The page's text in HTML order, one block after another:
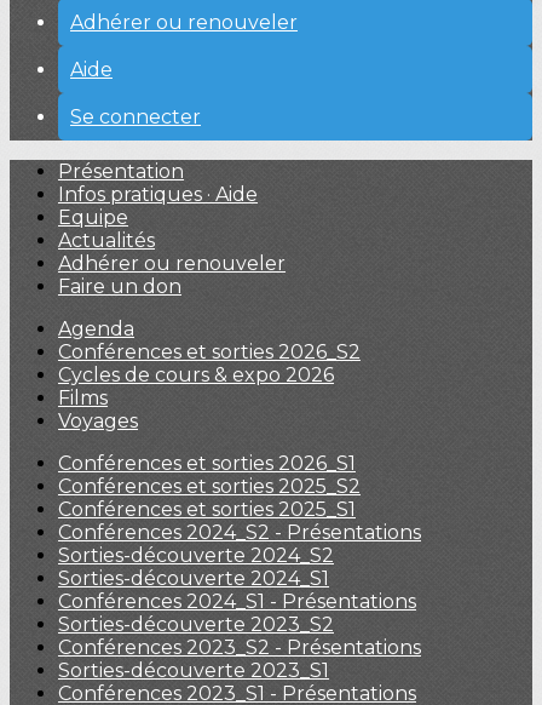
Adhérer ou renouveler
Aide
Se connecter
Présentation
Infos pratiques · Aide
Equipe
Actualités
Adhérer ou renouveler
Faire un don
Agenda
Conférences et sorties 2026_S2
Cycles de cours & expo 2026
Films
Voyages
Conférences et sorties 2026_S1
Conférences et sorties 2025_S2
Conférences et sorties 2025_S1
Conférences 2024_S2 - Présentations
Sorties-découverte 2024_S2
Sorties-découverte 2024_S1
Conférences 2024_S1 - Présentations
Sorties-découverte 2023_S2
Conférences 2023_S2 - Présentations
Sorties-découverte 2023_S1
Conférences 2023_S1 - Présentations